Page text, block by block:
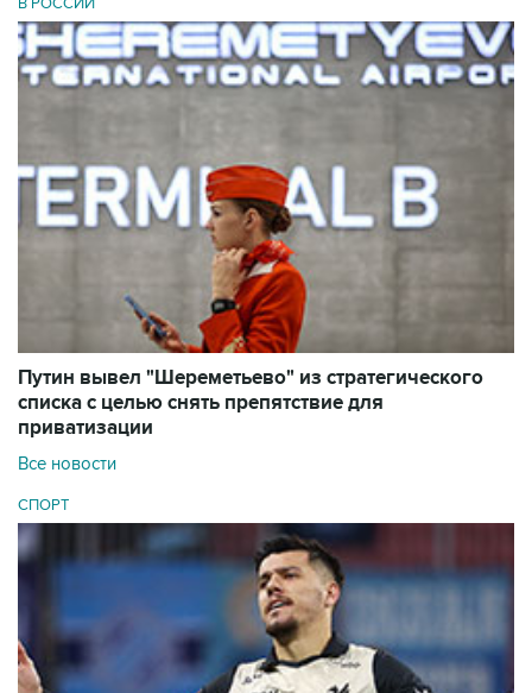
В РОССИИ
Путин вывел "Шереметьево" из стратегического
списка с целью снять препятствие для
приватизации
Все новости
СПОРТ